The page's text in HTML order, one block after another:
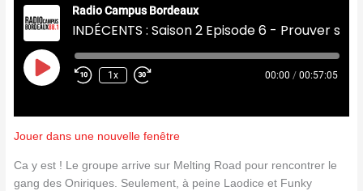
Radio Campus Bordeaux
Play
Episode
1x 00:00 / 00:57:05
Jouer dans une nouvelle fenêtre
Ca y est ! Le groupe arrive sur Melting Road pour rencontrer le
gang des Oniriques. Seulement, à peine Laodice et Funky